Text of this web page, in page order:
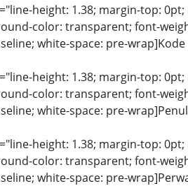
height: 1.38; margin-top:
color: transparent; font-
white-space: pre-wrap]Kode
height: 1.38; margin-top:
color: transparent; font-
white-space: pre-
height: 1.38; margin-top:
color: transparent; font-
white-space: pre-